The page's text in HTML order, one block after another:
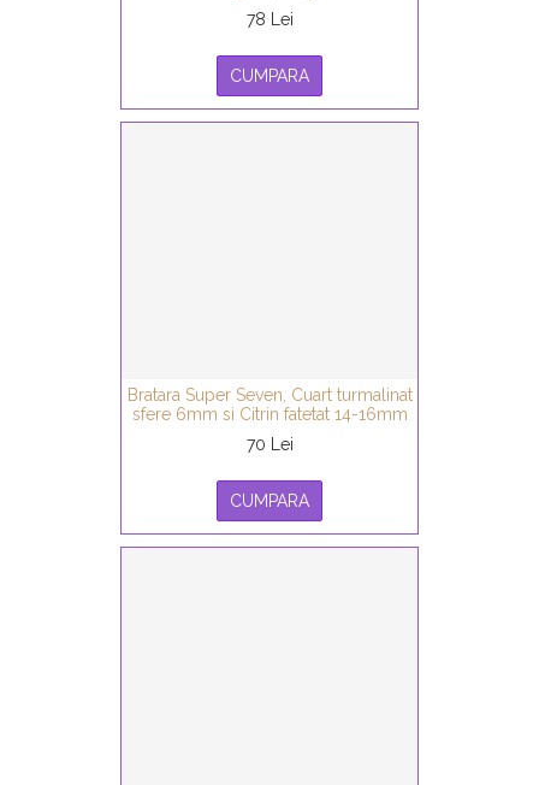
78 Lei
CUMPARA
Bratara Super Seven, Cuart turmalinat
sfere 6mm si Citrin fatetat 14-16mm
70 Lei
CUMPARA